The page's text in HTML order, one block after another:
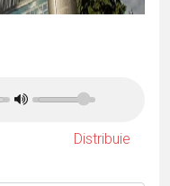
Distribuie